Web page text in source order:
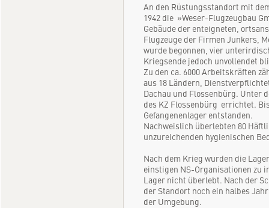
An den Rüstungsstandort mit
1942 die »Weser-Flugzeugbau
Gebäude der enteigneten,
Flugzeuge der Firmen Junkers,
wurde begonnen, vier
Kriegsende jedoch unvollendet
Zu den ca. 6000 Arbeitskräften
aus 18 Ländern,
Dachau und Flossenbürg. Unter
des KZ Flossenbürg errichtet.
Gefangenenlager entstanden.
Nachweislich überlebten 80
unzureichenden hygienischen
Nach dem Krieg wurden die
einstigen NS-Organisationen zu
Lager nicht überlebt. Nach der
der Standort noch ein halbes
der Umgebung.